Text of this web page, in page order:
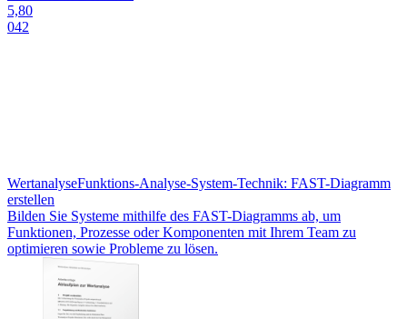
5,80
042
WertanalyseFunktions-Analyse-System-Technik: FAST-Diagramm
erstellen
Bilden Sie Systeme mithilfe des FAST-Diagramms ab, um
Funktionen, Prozesse oder Komponenten mit Ihrem Team zu
optimieren sowie Probleme zu lösen.